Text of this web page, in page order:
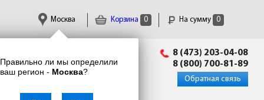
Корзина 0 На сумму 0
Правильно ли мы определили
ваш регион - Москва?
Москва
info@enkor24.ru
8 (473) 203-04-08
8 (800) 700-81-89
Обратная связь